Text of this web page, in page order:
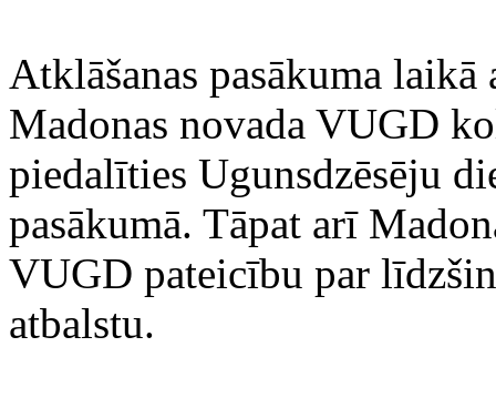
Atklāšanas pasākuma
Madonas novada VUGD
piedalīties Ugunsdzēsēju
pasākumā. Tāpat arī
VUGD pateicību par
atbalstu.